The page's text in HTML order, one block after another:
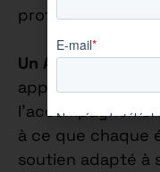
professionnelles.
Un
approche
à ce que chaque
soutien adapté à